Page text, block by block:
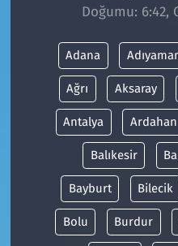
Doğumu: 6:42,
Adana
Ağrı Aksaray
Antalya Ardahan
Balıkesir
Bayburt Bilecik
Bolu Burdur